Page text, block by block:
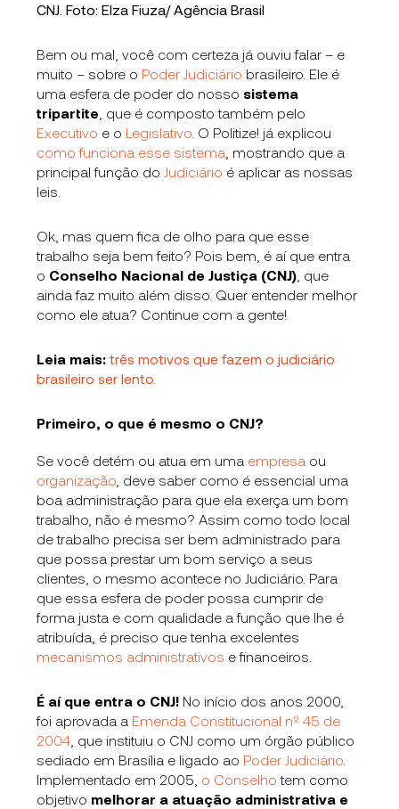
CNJ. Foto: Elza Fiuza/ Agência Brasil
Bem ou mal, você com certeza já ouviu falar – e
muito – sobre o Poder Judiciário brasileiro. Ele é
uma esfera de poder do nosso sistema
tripartite , que é composto também pelo
Executivo e o Legislativo . O Politize! já explicou
como funciona esse sistema , mostrando que a
principal função do Judiciário é aplicar as nossas
leis.
Ok, mas quem fica de olho para que esse
trabalho seja bem feito? Pois bem, é aí que entra
o Conselho Nacional de Justiça (CNJ) , que
ainda faz muito além disso. Quer entender melhor
como ele atua? Continue com a gente!
Leia mais:três motivos que fazem o judiciário
brasileiro ser lento.
Primeiro, o que é mesmo o CNJ?
Se você detém ou atua em uma empresa ou
organização , deve saber como é essencial uma
boa administração para que ela exerça um bom
trabalho, não é mesmo? Assim como todo local
de trabalho precisa ser bem administrado para
que possa prestar um bom serviço a seus
clientes, o mesmo acontece no Judiciário. Para
que essa esfera de poder possa cumprir de
forma justa e com qualidade a função que lhe é
atribuída, é preciso que tenha excelentes
mecanismos administrativos e financeiros.
É aí que entra o CNJ! No início dos anos 2000,
foi aprovada a Emenda Constitucional nº 45 de
2004 , que instituiu o CNJ como um órgão público
sediado em Brasília e ligado ao Poder Judiciário
Implementado em 2005, o Conselho tem como
objetivo melhorar a atuação administrativa e